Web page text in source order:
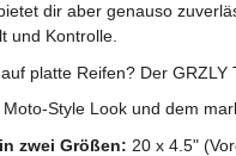
dir aber genauso
und Kontrolle.
platte Reifen? Der
Style Look und dem
zwei Größen: 20 x 4.5"